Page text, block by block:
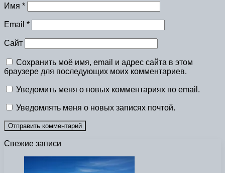
Имя *
Email *
Сайт
Сохранить моё имя, email и адрес сайта в этом
браузере для последующих моих комментариев.
Уведомить меня о новых комментариях по email.
Уведомлять меня о новых записях почтой.
Свежие записи